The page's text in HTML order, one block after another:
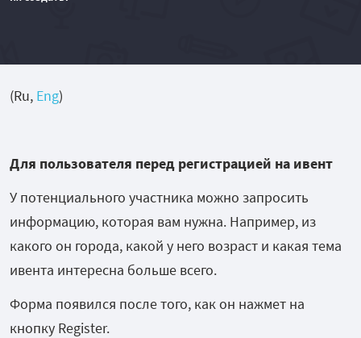
(Ru, Eng)
Для пользователя перед регистрацией на ивент
У потенциального участника можно запросить
информацию, которая вам нужна. Например, из
какого он города, какой у него возраст и какая тема
ивента интересна больше всего.
Форма появился после того, как он нажмет на
кнопку Register.